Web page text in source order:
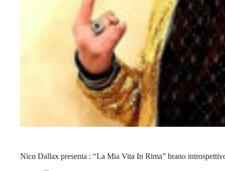
Nico Dallax presenta : “La Mia Vita In Rima” brano